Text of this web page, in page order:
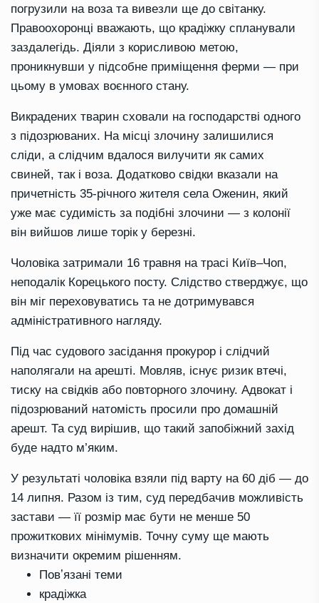
погрузили на воза та вивезли ще до світанку.
Правоохоронці вважають, що крадіжку спланували
заздалегідь. Діяли з корисливою метою,
проникнувши у підсобне приміщення ферми — при
цьому в умовах воєнного стану.
Викрадених тварин сховали на господарстві одного
з підозрюваних. На місці злочину залишилися
сліди, а слідчим вдалося вилучити як самих
свиней, так і воза. Додатково свідки вказали на
причетність 35-річного жителя села Оженин, який
уже має судимість за подібні злочини — з колонії
він вийшов лише торік у березні.
Чоловіка затримали 16 травня на трасі Київ–Чоп,
неподалік Корецького посту. Слідство стверджує, що
він міг переховуватись та не дотримувався
адміністративного нагляду.
Під час судового засідання прокурор і слідчий
наполягали на арешті. Мовляв, існує ризик втечі,
тиску на свідків або повторного злочину. Адвокат і
підозрюваний натомість просили про домашній
арешт. Та суд вирішив, що такий запобіжний захід
буде надто м’яким.
У результаті чоловіка взяли під варту на 60 діб — до
14 липня. Разом із тим, суд передбачив можливість
застави — її розмір має бути не менше 50
прожиткових мінімумів. Точну суму ще мають
визначити окремим рішенням.
Повʼязані теми
крадіжка